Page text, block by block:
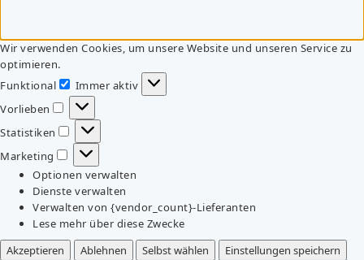
Wir verwenden Cookies, um unsere Website und unseren Service zu
optimieren.
Funktional
Funktional
Immer aktiv
Vorlieben
Vorlieben
Statistiken
Statistiken
Marketing
Marketing
Optionen verwalten
Dienste verwalten
Verwalten von {vendor_count}-Lieferanten
Lese mehr über diese Zwecke
Akzeptieren
Ablehnen Selbst wählen
Einstellungen speichern